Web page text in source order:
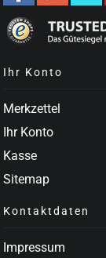
Ihr Konto
Merkzettel
Ihr Konto
Kasse
Sitemap
Kontaktdaten
Impressum